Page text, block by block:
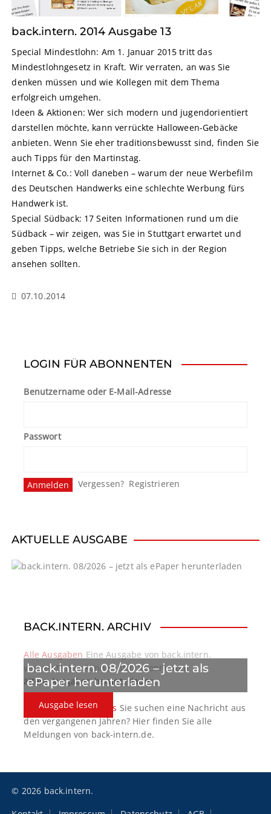
back.intern. 2014 Ausgabe 13
Special Mindestlohn: Am 1. Januar 2015 tritt das
Mindestlohngesetz in Kraft. Wir verraten, an was Sie
denken müssen und wie Kollegen mit dem Thema
erfolgreich umgehen.
Ideen & Aktionen: Wer sich modern und jugendorientiert
darstellen möchte, kann verrückte Halloween-Gebäcke
anbieten. Wenn Sie eher traditionsbewusst sind, finden Sie
auch Tipps für den Martinstag.
Internet & Co.: Voll daneben – warum der neue Werbefilm
des Deutschen Handwerks eine schlechte Werbung fürs
Handwerk ist.
Special Südback: 17 Seiten Informationen rund um die
Südback – wir zeigen, was Sie in Stuttgart erwartet und
geben Tipps, welche Betriebe Sie sich in der Region
ansehen sollten.
07.10.2014
LOGIN FÜR ABONNENTEN
Benutzername oder E-Mail-Adresse
Passwort
Vergessen? Registrieren
AKTUELLE AUSGABE
back.intern. 08/2026 – jetzt als
ePaper herunterladen
Ausgabe lesen
BACK.INTERN. ARCHIV
Alle Ausgaben Eine Ausgabe von back.intern.
verpasst? Hier können sich Abonnenten
ältere Ausgaben herunterladen.
back.intern. Top-News Sie suchen eine Nachricht aus
den vergangenen Jahren? Hier finden Sie alle
Meldungen von back-intern.de.
© 2026 back.intern.